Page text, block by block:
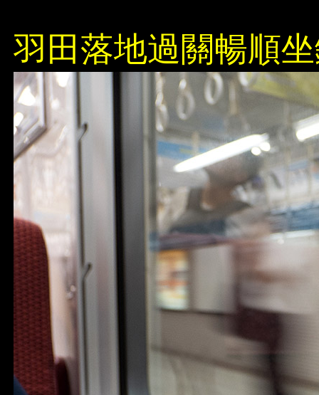
羽田落地過關暢順